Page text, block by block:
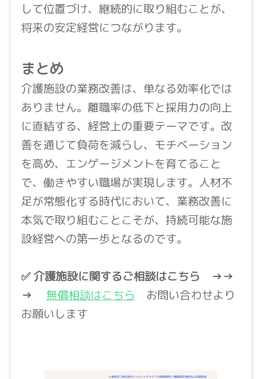
して位置づけ、継続的に取り組むことが、
将来の安定経営につながります。
まとめ
介護施設の業務改善は、単なる効率化では
ありません。離職率の低下と採用力の向上
に直結する、経営上の重要テーマです。改
善を通じて負荷を減らし、モチベーション
を高め、エンゲージメントを育てること
で、働きやすい職場が実現します。人材不
足が常態化する時代において、業務改善に
本気で取り組むことこそが、持続可能な施
設経営への第一歩となるのです。
✅ 介護施設に関するご相談はこちら
→→
→ 無償相談はこちら お問い合わせより
お願いします